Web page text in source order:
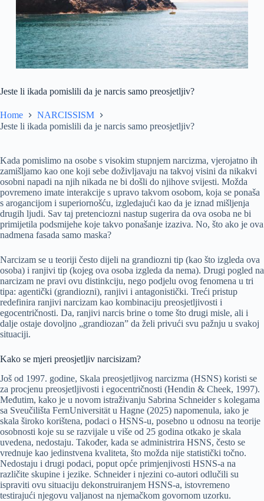
Jeste li ikada pomislili da je narcis samo preosjetljiv?
Home
NARCISSISM
Jeste li ikada pomislili da je narcis samo preosjetljiv?
Kada pomislimo na osobe s visokim stupnjem narcizma, vjerojatno ih
zamišljamo kao one koji sebe doživljavaju na takvoj visini da nikakvi
osobni napadi na njih nikada ne bi došli do njihove svijesti. Možda
povremeno imate interakcije s upravo takvom osobom, koja se ponaša
s arogancijom i superiornošću, izgledajući kao da je iznad mišljenja
drugih ljudi. Sav taj pretenciozni nastup sugerira da ova osoba ne bi
primijetila podsmijehe koje takvo ponašanje izaziva. No, što ako je ova
nadmena fasada samo maska?
Narcizam se u teoriji često dijeli na grandiozni tip (kao što izgleda ova
osoba) i ranjivi tip (kojeg ova osoba izgleda da nema). Drugi pogled na
narcizam ne pravi ovu distinkciju, nego podjelu ovog fenomena u tri
tipa: agentički (grandiozni), ranjivi i antagonistički. Treći pristup
redefinira ranjivi narcizam kao kombinaciju preosjetljivosti i
egocentričnosti. Da, ranjivi narcis brine o tome što drugi misle, ali i
dalje ostaje dovoljno „grandiozan” da želi privući svu pažnju u svakoj
situaciji.
Kako se mjeri preosjetljiv narcisizam?
Još od 1997. godine, Skala preosjetljivog narcizma (HSNS) koristi se
za procjenu preosjetljivosti i egocentričnosti (Hendin & Cheek, 1997).
Međutim, kako je u novom istraživanju Sabrina Schneider s kolegama
sa Sveučilišta FernUniversität u Hagne (2025) napomenula, iako je
skala široko korištena, podaci o HSNS-u, posebno u odnosu na teorije
osobnosti koje su se razvijale u više od 25 godina otkako je skala
uvedena, nedostaju. Također, kada se administrira HSNS, često se
vrednuje kao jedinstvena kvaliteta, što možda nije statistički točno.
Nedostaju i drugi podaci, poput opće primjenjivosti HSNS-a na
različite skupine i jezike. Schneider i njezini co-autori odlučili su
ispraviti ovu situaciju dekonstruiranjem HSNS-a, istovremeno
testirajući njegovu valjanost na njemačkom govornom uzorku.